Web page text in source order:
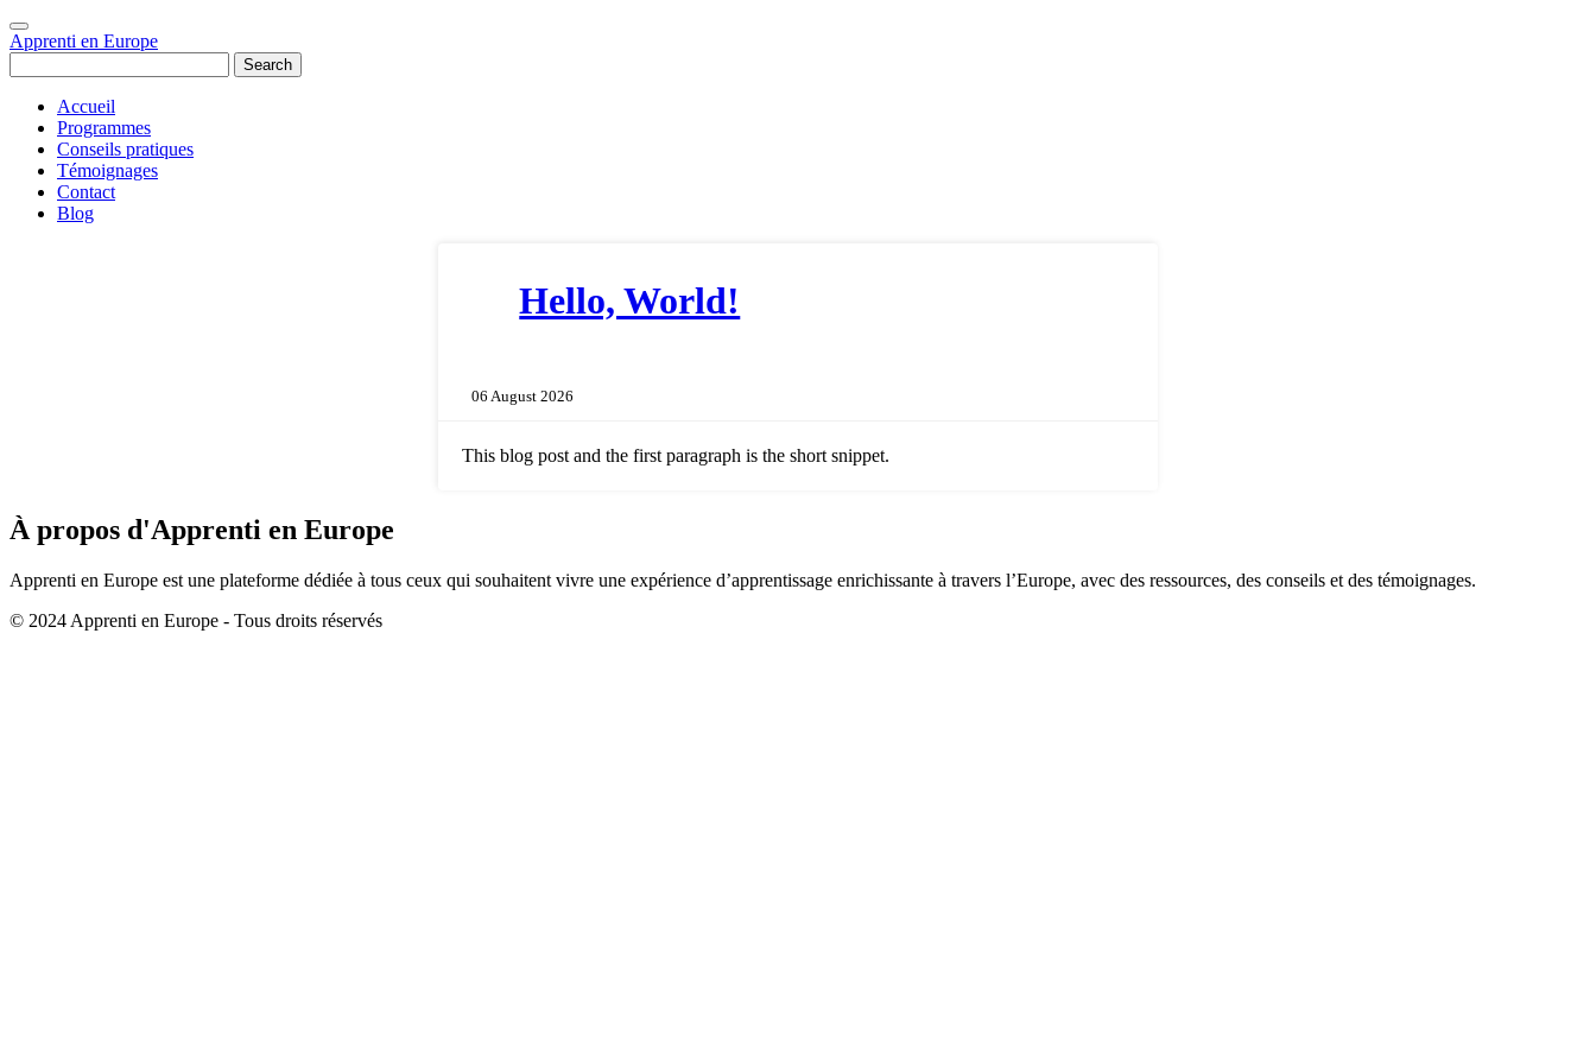
Apprenti en Europe
Search
Accueil
Programmes
Conseils pratiques
Témoignages
Contact
Blog
Hello, World!
06 August 2026
This blog post and the first paragraph is the short snippet.
À propos d'Apprenti en Europe
Apprenti en Europe est une plateforme dédiée à tous ceux qui souhaitent vivre une expérience d’apprentissage enrichissante à travers l’Europe, avec des ressources, des conseils et des témoignages.
© 2024 Apprenti en Europe - Tous droits réservés